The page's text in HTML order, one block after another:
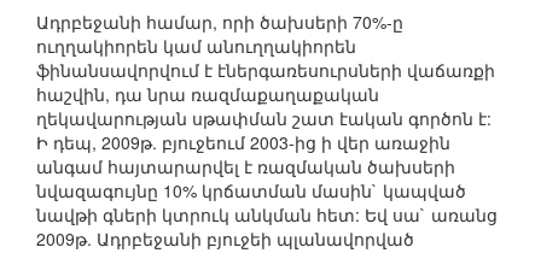
Ադրբեջանի համար, որի ծախսերի 70%-ը
ուղղակիորեն կամ անուղղակիորեն
ֆինանսավորվում է էներգառեսուրսների վաճառքի
հաշվին, դա նրա ռազմաքաղաքական
ղեկավարության սթափման շատ էական գործոն է:
Ի դեպ, 2009թ. բյուջեում 2003-ից ի վեր առաջին
անգամ հայտարարվել է ռազմական ծախսերի
նվազագույնը 10% կրճատման մասին` կապված
նավթի գների կտրուկ անկման հետ: Եվ սա` առանց
2009թ. Ադրբեջանի բյուջեի պլանավորված